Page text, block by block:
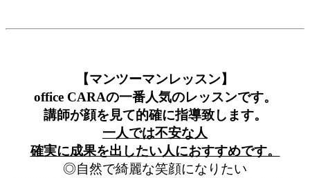
【マンツーマンレッスン】
office CARAの一番人気のレッスンです。
講師が顔を見て的確に指導致します。
一人では不安な人
確実に成果を出したい人におすすめです。
◎自然で綺麗な笑顔になりたい